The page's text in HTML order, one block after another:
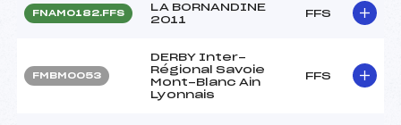
FNAM0182.FFS
LA BORNANDINE
2011
FFS
FMBM0053
DERBY Inter-
Régional Savoie
Mont-Blanc Ain
Lyonnais
FFS